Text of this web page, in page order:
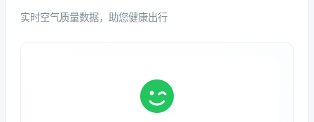
实时空气质量数据，助您健康出行